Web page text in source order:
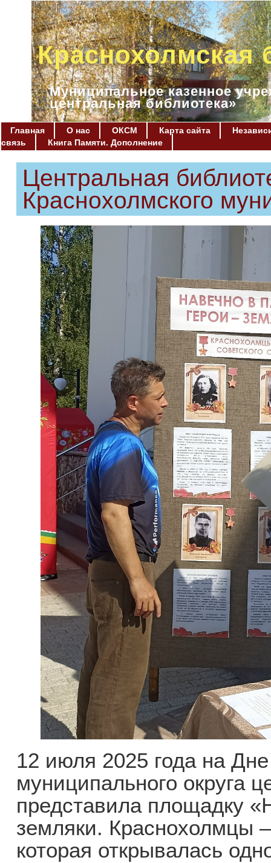
Краснохолмская
Муниципальное казенное
центральная библиотека»
Главная О нас ОКСМ Карта сайта
связь
Книга Памяти. Дополнение
Центральная
Краснохолмского
12 июля 2025 года на
муниципального округа
представила площадку
земляки. Краснохолмцы
которая открывалась